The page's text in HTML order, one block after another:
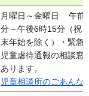
月曜日～金曜日 午前
分～午後6時15分（祝
末年始を除く）・緊急
児童虐待通報の相談窓
あります。
児童相談所のごあんな